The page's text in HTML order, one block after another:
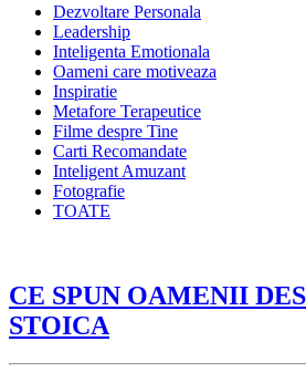
Dezvoltare Personala
Leadership
Inteligenta Emotionala
Oameni care motiveaza
Inspiratie
Metafore Terapeutice
Filme despre Tine
Carti Recomandate
Inteligent Amuzant
Fotografie
TOATE
CE SPUN OAMENII
STOICA